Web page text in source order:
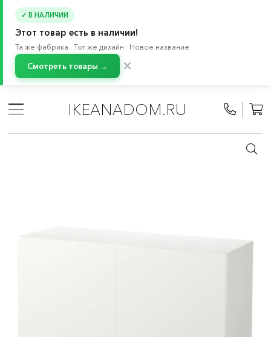
✓ В НАЛИЧИИ
Этот товар есть в наличии!
Та же фабрика · Тот же дизайн · Новое название
Смотреть товары → ✕
IKEANADOM.RU
Стеллажи и книжные шкафы
/ Книжные шкафы
БЕСТО система / Сложные комбинации БЕСТО